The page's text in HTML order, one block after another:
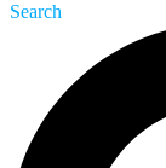
Search